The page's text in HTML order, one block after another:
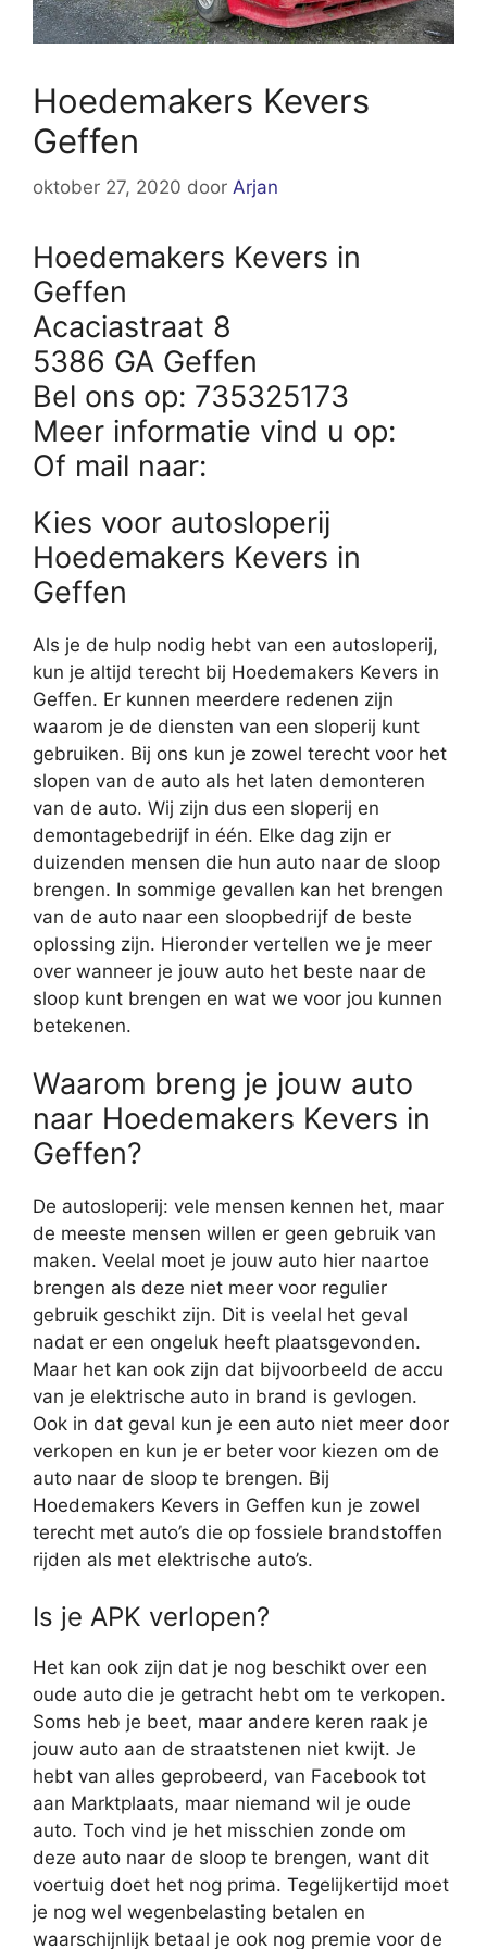
Hoedemakers Kevers
Geffen
oktober 27, 2020 door Arjan
Hoedemakers Kevers in
Geffen
Acaciastraat 8
5386 GA Geffen
Bel ons op: 735325173
Meer informatie vind u op:
Of mail naar:
Kies voor autosloperij
Hoedemakers Kevers in
Geffen
Als je de hulp nodig hebt van een autosloperij,
kun je altijd terecht bij Hoedemakers Kevers in
Geffen. Er kunnen meerdere redenen zijn
waarom je de diensten van een sloperij kunt
gebruiken. Bij ons kun je zowel terecht voor het
slopen van de auto als het laten demonteren
van de auto. Wij zijn dus een sloperij en
demontagebedrijf in één. Elke dag zijn er
duizenden mensen die hun auto naar de sloop
brengen. In sommige gevallen kan het brengen
van de auto naar een sloopbedrijf de beste
oplossing zijn. Hieronder vertellen we je meer
over wanneer je jouw auto het beste naar de
sloop kunt brengen en wat we voor jou kunnen
betekenen.
Waarom breng je jouw auto
naar Hoedemakers Kevers in
Geffen?
De autosloperij: vele mensen kennen het, maar
de meeste mensen willen er geen gebruik van
maken. Veelal moet je jouw auto hier naartoe
brengen als deze niet meer voor regulier
gebruik geschikt zijn. Dit is veelal het geval
nadat er een ongeluk heeft plaatsgevonden.
Maar het kan ook zijn dat bijvoorbeeld de accu
van je elektrische auto in brand is gevlogen.
Ook in dat geval kun je een auto niet meer door
verkopen en kun je er beter voor kiezen om de
auto naar de sloop te brengen. Bij
Hoedemakers Kevers in Geffen kun je zowel
terecht met auto’s die op fossiele brandstoffen
rijden als met elektrische auto’s.
Is je APK verlopen?
Het kan ook zijn dat je nog beschikt over een
oude auto die je getracht hebt om te verkopen.
Soms heb je beet, maar andere keren raak je
jouw auto aan de straatstenen niet kwijt. Je
hebt van alles geprobeerd, van Facebook tot
aan Marktplaats, maar niemand wil je oude
auto. Toch vind je het misschien zonde om
deze auto naar de sloop te brengen, want dit
voertuig doet het nog prima. Tegelijkertijd moet
je nog wel wegenbelasting betalen en
waarschijnlijk betaal je ook nog premie voor de